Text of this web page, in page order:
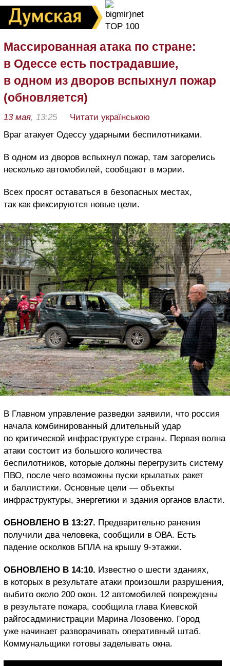
Массированная атака по стране:
в Одессе есть пострадавшие,
в одном из дворов вспыхнул пожар
(обновляется)
13 мая, 13:25
Читати українською
Враг атакует Одессу ударными беспилотниками.
В одном из дворов вспыхнул пожар, там загорелись
несколько автомобилей, сообщают в мэрии.
Всех просят оставаться в безопасных местах,
так как фиксируются новые цели.
В Главном управление разведки заявили, что россия
начала комбинированный длительный удар
по критической инфраструктуре страны. Первая волна
атаки состоит из большого количества
беспилотников, которые должны перегрузить систему
ПВО, после чего возможны пуски крылатых ракет
и баллистики. Основные цели — объекты
инфраструктуры, энергетики и здания органов власти.
ОБНОВЛЕНО В 13:27. Предварительно ранения
получили два человека, сообщили в ОВА. Есть
падение осколков БПЛА на крышу 9-этажки.
ОБНОВЛЕНО В 14:10. Известно о шести зданиях,
в которых в результате атаки произошли разрушения,
выбито около 200 окон. 12 автомобилей повреждены
в результате пожара, сообщила глава Киевской
райгосадминистрации Марина Лозовенко. Город
уже начинает разворачивать оперативный штаб.
Коммунальщики готовы заделывать окна.